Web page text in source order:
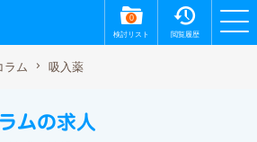
0
検討リスト 閲覧履歴
ラム 吸入薬
ムの求人